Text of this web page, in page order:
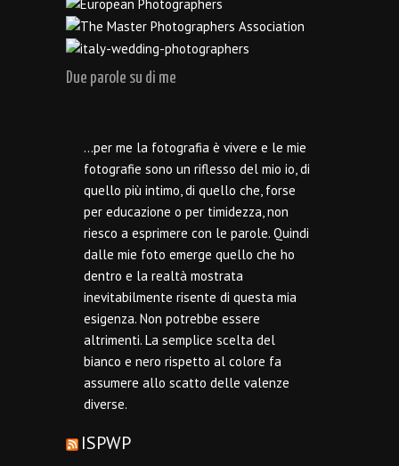
Due parole su di me
…per me la fotografia è vivere e le mie
fotografie sono un riflesso del mio io, di
quello più intimo, di quello che, forse
per educazione o per timidezza, non
riesco a esprimere con le parole. Quindi
dalle mie foto emerge quello che ho
dentro e la realtà mostrata
inevitabilmente risente di questa mia
esigenza. Non potrebbe essere
altrimenti. La semplice scelta del
bianco e nero rispetto al colore fa
assumere allo scatto delle valenze
diverse.
ISPWP